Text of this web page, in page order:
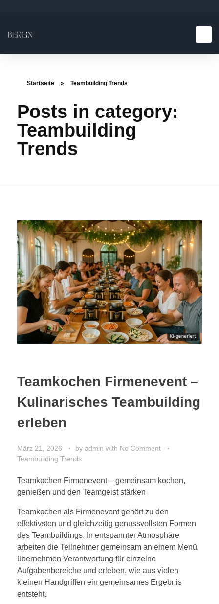
Startseite » Teambuilding Trends
Posts in category:
Teambuilding
Trends
Teamkochen Firmenevent –
Kulinarisches Teambuilding
erleben
März 21, 2026 by admin with No Comment
Teambuilding Trends
Teamkochen Firmenevent – gemeinsam kochen,
genießen und den Teamgeist stärken
Teamkochen als Firmenevent gehört zu den
effektivsten und gleichzeitig genussvollsten Formen
des Teambuildings. In entspannter Atmosphäre
arbeiten die Teilnehmer gemeinsam an einem Menü,
übernehmen Verantwortung für einzelne
Aufgabenbereiche und erleben, wie aus vielen
kleinen Handgriffen ein gemeinsames Ergebnis
entsteht.